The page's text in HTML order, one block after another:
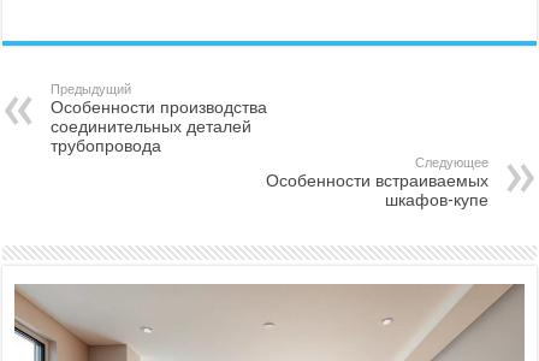
Предыдущий
Особенности производства
соединительных деталей
трубопровода
Следующее
Особенности встраиваемых
шкафов-купе